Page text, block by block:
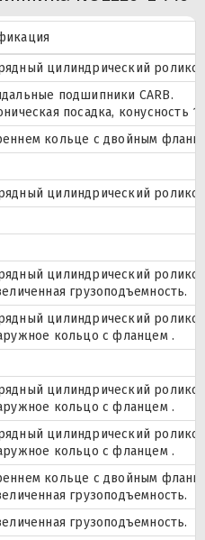
цилиндрический
подшипники CARB.
посадка, конусность
кольце с двойным
цилиндрический
цилиндрический
грузоподъемность.
цилиндрический
кольцо с фланцем .
цилиндрический
кольцо с фланцем .
цилиндрический
кольцо с фланцем .
кольце с двойным
грузоподъемность.
грузоподъемность.